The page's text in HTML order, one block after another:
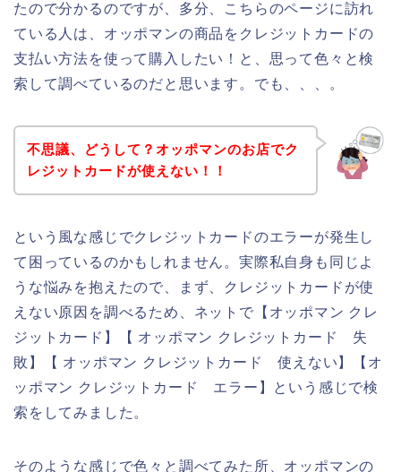
たので分かるのですが、多分、こちらのページに訪れ
ている人は、オッポマンの商品をクレジットカードの
支払い方法を使って購入したい！と、思って色々と検
索して調べているのだと思います。でも、、、。
不思議、どうして？オッポマンのお店でク
レジットカードが使えない！！
という風な感じでクレジットカードのエラーが発生し
て困っているのかもしれません。実際私自身も同じよ
うな悩みを抱えたので、まず、クレジットカードが使
えない原因を調べるため、ネットで【オッポマン クレ
ジットカード】【 オッポマン クレジットカード 失
敗】【 オッポマン クレジットカード 使えない】【オ
ッポマン クレジットカード エラー】という感じで検
索をしてみました。
そのような感じで色々と調べてみた所、オッポマンの